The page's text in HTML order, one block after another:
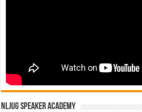
NLJUG Speaker Academy